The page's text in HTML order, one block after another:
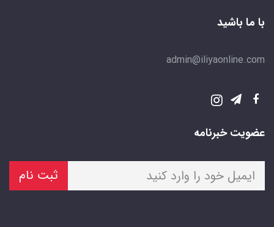
با ما باشید
admin@iliyaonline.com
عضویت خبرنامه
ثبت نام